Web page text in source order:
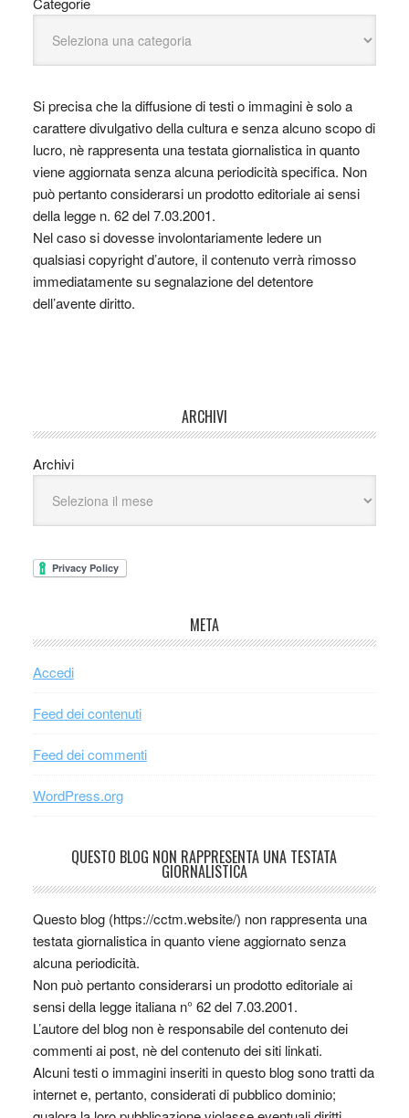
Si precisa che la diffusione di testi o immagini è solo a
carattere divulgativo della cultura e senza alcuno scopo di
lucro, nè rappresenta una testata giornalistica in quanto
viene aggiornata senza alcuna periodicità specifica. Non
può pertanto considerarsi un prodotto editoriale ai sensi
della legge n. 62 del 7.03.2001.
Nel caso si dovesse involontariamente ledere un
qualsiasi copyright d’autore, il contenuto verrà rimosso
immediatamente su segnalazione del detentore
dell’avente diritto.
ARCHIVI
Archivi
META
Accedi
Feed dei contenuti
Feed dei commenti
WordPress.org
QUESTO BLOG NON RAPPRESENTA UNA TESTATA
GIORNALISTICA
Questo blog (https://cctm.website/) non rappresenta una
testata giornalistica in quanto viene aggiornato senza
alcuna periodicità.
Non può pertanto considerarsi un prodotto editoriale ai
sensi della legge italiana n° 62 del 7.03.2001.
L’autore del blog non è responsabile del contenuto dei
commenti ai post, nè del contenuto dei siti linkati.
Alcuni testi o immagini inseriti in questo blog sono tratti da
internet e, pertanto, considerati di pubblico dominio;